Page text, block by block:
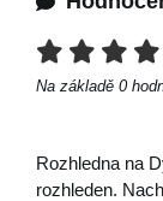
Na základě 0
Rozhledna na
rozhleden.